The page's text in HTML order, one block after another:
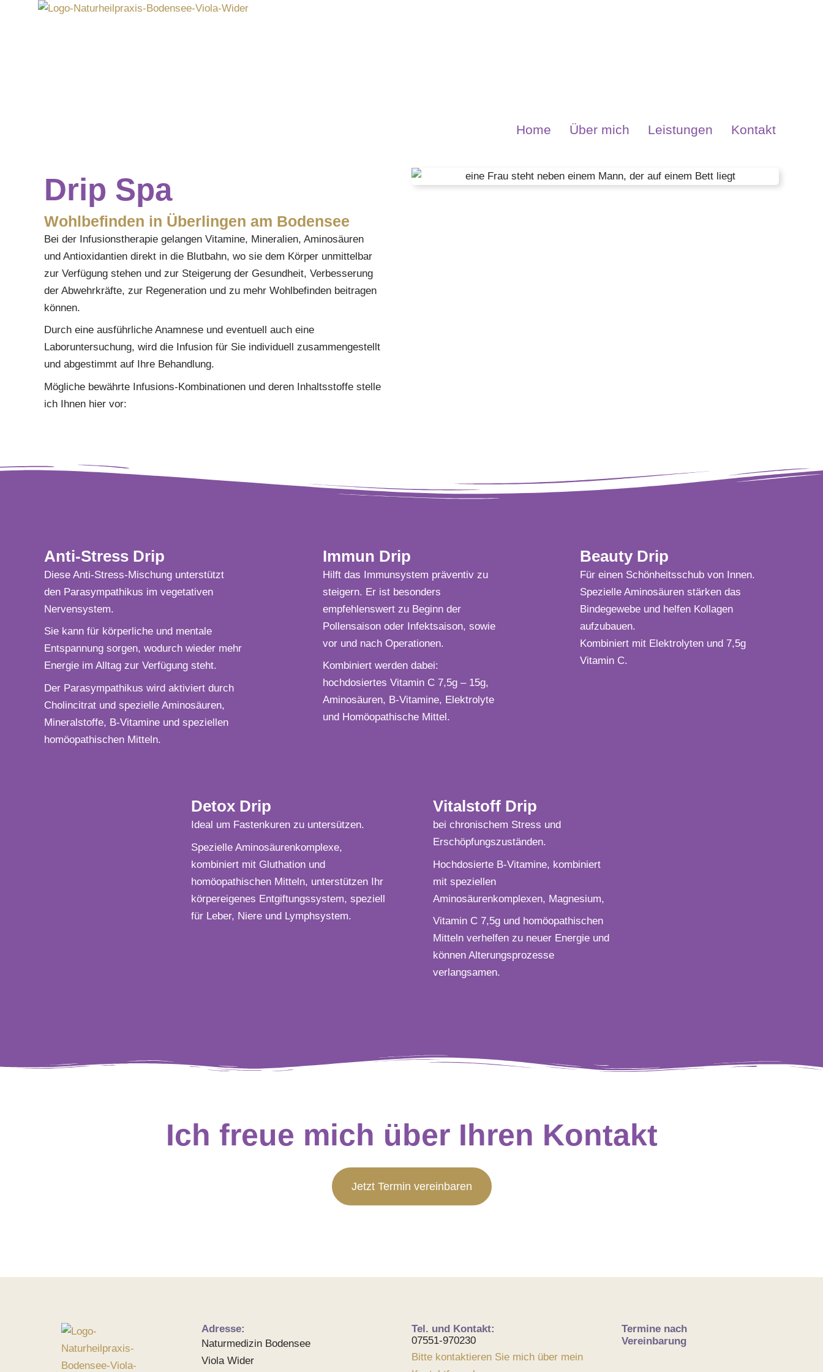
Home Über mich Leistungen Kontakt
Drip Spa
Wohlbefinden in Überlingen am Bodensee
Bei der Infusionstherapie gelangen Vitamine, Mineralien, Aminosäuren
und Antioxidantien direkt in die Blutbahn, wo sie dem Körper unmittelbar
zur Verfügung stehen und zur Steigerung der Gesundheit, Verbesserung
der Abwehrkräfte, zur Regeneration und zu mehr Wohlbefinden beitragen
können.
Durch eine ausführliche Anamnese und eventuell auch eine
Laboruntersuchung, wird die Infusion für Sie individuell zusammengestellt
und abgestimmt auf Ihre Behandlung.
Mögliche bewährte Infusions-Kombinationen und deren Inhaltsstoffe stelle
ich Ihnen hier vor:
Anti-Stress Drip
Diese Anti-Stress-Mischung unterstützt
den Parasympathikus im vegetativen
Nervensystem.
Sie kann für körperliche und mentale
Entspannung sorgen, wodurch wieder mehr
Energie im Alltag zur Verfügung steht.
Der Parasympathikus wird aktiviert durch
Cholincitrat und spezielle Aminosäuren,
Mineralstoffe, B-Vitamine und speziellen
homöopathischen Mitteln.
Immun Drip
Hilft das Immunsystem präventiv zu
steigern. Er ist besonders
empfehlenswert zu Beginn der
Pollensaison oder Infektsaison, sowie
vor und nach Operationen.
Kombiniert werden dabei:
hochdosiertes Vitamin C 7,5g – 15g,
Aminosäuren, B-Vitamine, Elektrolyte
und Homöopathische Mittel.
Beauty Drip
Für einen Schönheitsschub von Innen.
Spezielle Aminosäuren stärken das
Bindegewebe und helfen Kollagen
aufzubauen.
Kombiniert mit Elektrolyten und 7,5g
Vitamin C.
Detox Drip
Ideal um Fastenkuren zu untersützen.
Spezielle Aminosäurenkomplexe,
kombiniert mit Gluthation und
homöopathischen Mitteln, unterstützen Ihr
körpereigenes Entgiftungssystem, speziell
für Leber, Niere und Lymphsystem.
Vitalstoff Drip
bei chronischem Stress und
Erschöpfungszuständen.
Hochdosierte B-Vitamine, kombiniert
mit speziellen
Aminosäurenkomplexen, Magnesium,
Vitamin C 7,5g und homöopathischen
Mitteln verhelfen zu neuer Energie und
können Alterungsprozesse
verlangsamen.
Ich freue mich über Ihren Kontakt
Jetzt Termin vereinbaren
Adresse:
Naturmedizin Bodensee
Viola Wider
Tel. und Kontakt:
07551-970230
Bitte kontaktieren Sie mich über mein
Termine nach
Vereinbarung